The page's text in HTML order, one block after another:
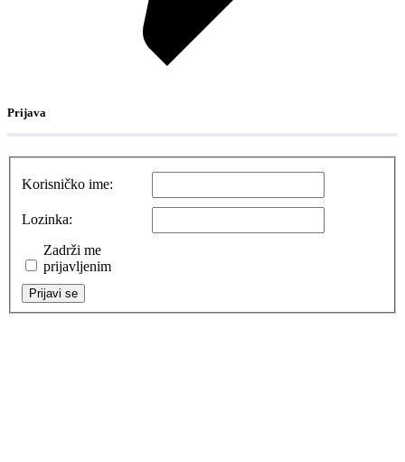
Prijava
Korisničko ime:
Lozinka:
Zadrži me
prijavljenim
Prijavi se